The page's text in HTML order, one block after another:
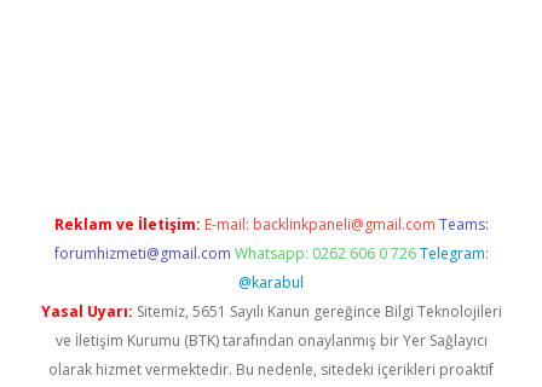
Reklam ve İletişim: E-mail: backlinkpaneli@gmail.com Teams:
forumhizmeti@gmail.com Whatsapp: 0262 606 0 726 Telegram:
@karabul
Yasal Uyarı: Sitemiz, 5651 Sayılı Kanun gereğince Bilgi Teknolojileri
ve İletişim Kurumu (BTK) tarafından onaylanmış bir Yer Sağlayıcı
olarak hizmet vermektedir. Bu nedenle, sitedeki içerikleri proaktif